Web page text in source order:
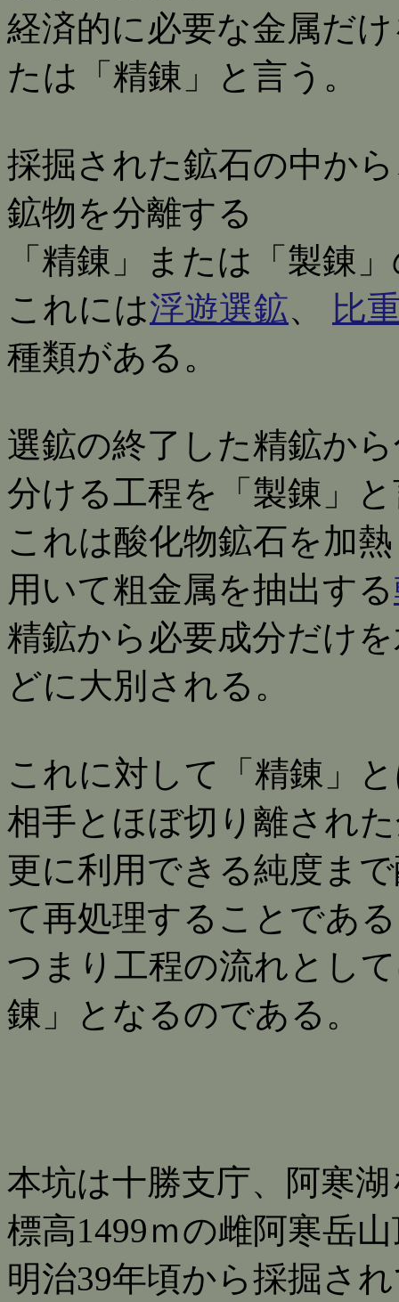
経済的に必要な金属だ
たは「精錬」と言う。
採掘された鉱石の中か
鉱物を分離する
「精錬」または「製錬
これには浮遊選鉱、
比
種類がある。
選鉱の終了した精鉱か
分ける工程を「製錬」
これは酸化物鉱石を加
用いて粗金属を抽出する
精鉱から必要成分だけ
どに大別される。
これに対して「精錬」
相手とほぼ切り離され
更に利用できる純度ま
て再処理することであ
つまり工程の流れとし
錬」となるのである。
本坑は十勝支庁、阿寒
標高1499ｍの雌阿寒岳
明治39年頃から採掘さ